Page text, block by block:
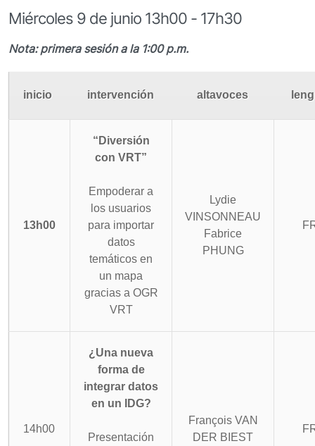
Miércoles 9 de junio 13h00 - 17h30
Nota: primera sesión a la 1:00 p.m.
inicio intervención altavoces
13h00
“Diversión
con VRT”
Empoderar a
los usuarios
para importar
datos
temáticos en
un mapa
gracias a OGR
VRT
Lydie
VINSONNEAU
Fabrice
PHUNG
14h00
¿Una nueva
forma de
integrar datos
en un IDG?
Presentación
François VAN
DER BIEST